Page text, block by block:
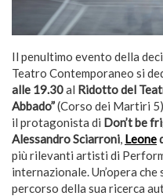
Il penultimo evento della
Teatro Contemporaneo si
alle 19.30al Ridotto del
Abbado”(Corso dei Martiri
il protagonista di Don’t be
Alessandro Sciarroni, Leone
più rilevanti artisti di
internazionale. Un’opera
percorso della sua ricerca